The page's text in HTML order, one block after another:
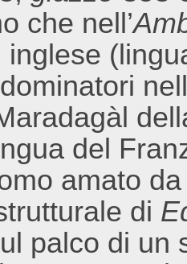
che nell’
inglese
del
amato
di
palco di un